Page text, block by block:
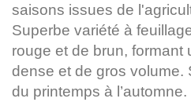
saisons issues de
Superbe variété à
rouge et de brun, formant
dense et de gros volume.
du printemps à